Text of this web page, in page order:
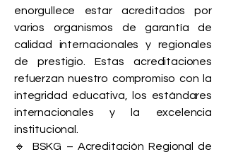
enorgullece estar acreditados por
varios organismos de garantía de
calidad internacionales y regionales
de prestigio. Estas acreditaciones
refuerzan nuestro compromiso con la
integridad educativa, los estándares
internacionales y la excelencia
institucional.
🔹 BSKG – Acreditación Regional de